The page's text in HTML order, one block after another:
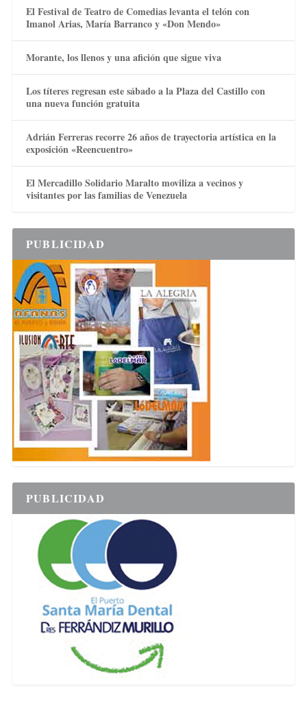
El Festival de Teatro de Comedias levanta el telón con
Imanol Arias, María Barranco y «Don Mendo»
Morante, los llenos y una afición que sigue viva
Los títeres regresan este sábado a la Plaza del Castillo con
una nueva función gratuita
Adrián Ferreras recorre 26 años de trayectoria artística en la
exposición «Reencuentro»
El Mercadillo Solidario Maralto moviliza a vecinos y
visitantes por las familias de Venezuela
PUBLICIDAD
PUBLICIDAD